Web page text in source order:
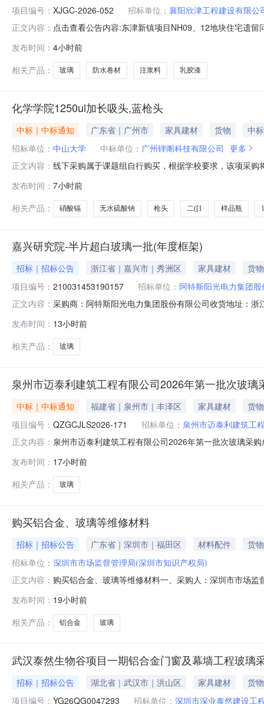
项目编号： XJGC-2026-052 招标单位： 襄阳欣津工程建设有限公
正文内容： 点击查看公告内容:东津新镇项目NH09、12地块住宅遗
发布时间： 4小时前
相关产品：
玻璃 防水卷材 注浆料 乳胶漆
化学学院1250ul加长吸头,蓝枪头
中标｜中标通知 广东省｜广州市 家具建材 货物
中
招标单位： 中山大学 中标单位： 广州锂阁科技有限公司 更多
正文内容： 线下采购属于课题组自行购买，根据学校要求，该项采
科技有限公司玻璃板布什漏斗,150ML，24/
发布时间： 7小时前
相关产品：
硝酸镉 无水硫酸钠 枪头 二([1 样品瓶
嘉兴研究院-半片超白玻璃一批(年度框架)
招标｜招标公告 浙江省｜嘉兴市｜秀洲区 家具建材
货物
项目编号： 210031453190157 招标单位： 阿特斯阳光电力集团
正文内容： 采购商：阿特斯阳光电力集团股份有限公司收货地址：
兴阿特斯光伏技术有限公司商机详细信息采购类型：标
发布时间： 13小时前
相关产品：
玻璃
泉州市迈泰利建筑工程有限公司2026年第一批次玻璃
中标｜中标通知 福建省｜泉州市｜丰泽区 家具建材
货物
项目编号： QZGCJLS2026-171 招标单位： 泉州市迈泰利建筑工
正文内容： 泉州市迈泰利建筑工程有限公司2026年第一批次玻璃采
发布时间： 17小时前
相关产品：
玻璃
购买铝合金、玻璃等维修材料
招标｜招标公告 广东省｜深圳市｜福田区 材料配件
货物
招标单位： 深圳市市场监督管理局(深圳市知识产权局)
正文内容： 购买铝合金、玻璃等维修材料一、采购人：深圳市市场
发布时间： 19小时前
相关产品：
铝合金 玻璃
武汉泰然生物谷项目一期铝合金门窗及幕墙工程玻璃
招标｜招标公告 湖北省｜武汉市｜洪山区 家具建材
货物
项目编号： YG26QG0047293 招标单位： 深圳市深业泰然建设工